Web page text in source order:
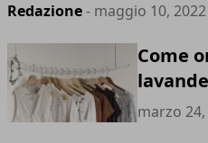
Redazione- maggio 10, 2022
Come
marzo